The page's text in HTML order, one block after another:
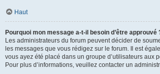
Haut
Pourquoi mon message a-t-il besoin d’être approuvé
Les administrateurs du forum peuvent décider de
les messages que vous rédigez sur le forum. Il est
vous ayez été placé dans un groupe d’utilisateurs aux
Pour plus d’informations, veuillez contacter un